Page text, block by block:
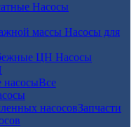
Насосы
Насосы для
Насосы
Все
Запчасти